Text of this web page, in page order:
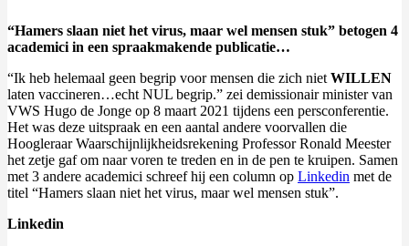
“Hamers slaan niet het virus, maar wel mensen stuk” betogen 4
academici in een spraakmakende publicatie…
“Ik heb helemaal geen begrip voor mensen die zich niet WILLEN
laten vaccineren…echt NUL begrip.” zei demissionair minister van
VWS Hugo de Jonge op 8 maart 2021 tijdens een persconferentie.
Het was deze uitspraak en een aantal andere voorvallen die
Hoogleraar Waarschijnlijkheidsrekening Professor Ronald Meester
het zetje gaf om naar voren te treden en in de pen te kruipen. Samen
met 3 andere academici schreef hij een column op Linkedin met de
titel “Hamers slaan niet het virus, maar wel mensen stuk”.
Linkedin